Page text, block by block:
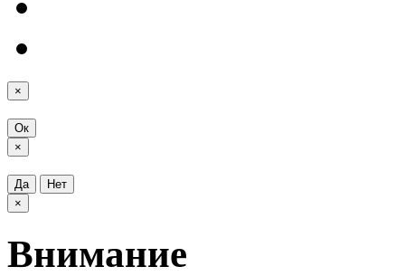
×
Ок
×
Да
Нет
×
Внимание